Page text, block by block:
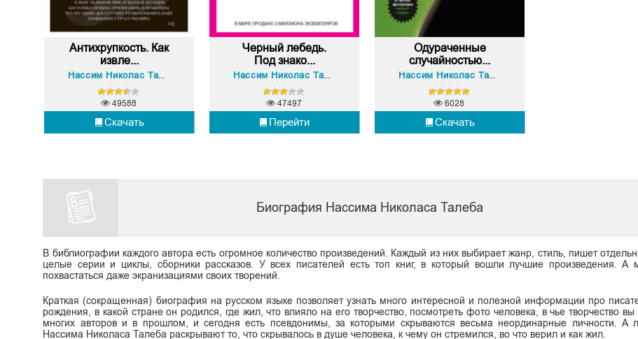
Антихрупкость. Как
извле...
Нассим Николас Талеб
Скачать
49588
Черный лебедь.
Под знако...
Нассим Николас Талеб
Перейти
47497
Одураченные
случайностью...
Нассим Николас Талеб
Скачать
6028
Биография Нассима Николаса Талеба
В библиографии каждого автора есть огромное количество произведений. Каждый из них выбирает жанр, стиль, пишет
целые серии и циклы, сборники рассказов. У всех писателей есть топ книг, в который вошли лучшие произведения. А
похвастаться даже экранизациями своих творений.
Краткая (сокращенная) биография на русском языке позволяет узнать много интересной и полезной информации про
рождения, в какой стране он родился, где жил, что влияло на его творчество, посмотреть фото человека, в чье творчество
многих авторов и в прошлом, и сегодня есть псевдонимы, за которыми скрываются весьма неординарные личности. А
Нассима Николаса Талеба раскрывают то, что скрывалось в душе человека, к чему он стремился, во что верил и как жил.